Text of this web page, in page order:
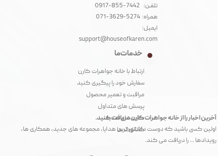
آخرین اخبار را از خانه جواهرات کارن دریافت کنید.
اولین کسی باشید که دوست داشتنی ترین هدایا، مجموعه های جدید، همکاری ها،
رویدادها ... را دریافت می کند.
تلفـن: 7442-855-0917
همراه: 5274-3629-071
ایمیل:
support@houseofkaren.com
خدمات ما
ارتباط با خانه جواهرات کارن
سفارش خود را پیگیری کنید
مراقبت و تعمیر محصول
پرسش های متداول
کارت های هدیه
کاتالوگ ها